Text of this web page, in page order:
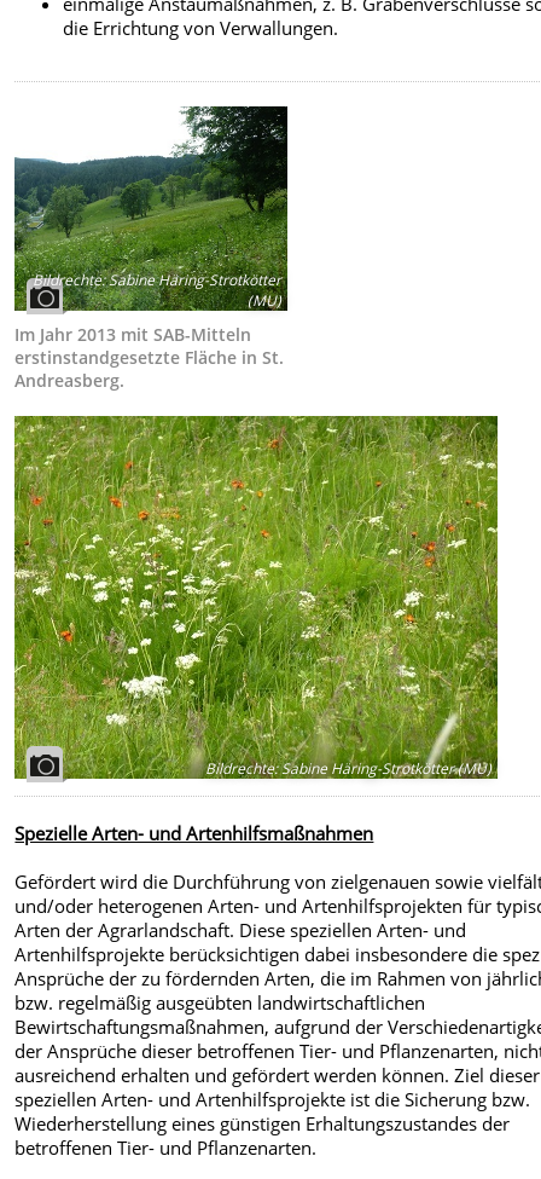
die Errichtung von Verwallungen.
Bildrechte:Sabine Häring-Strotkötter
(MU)
Im Jahr 2013 mit SAB-Mitteln
erstinstandgesetzte Fläche in St.
Andreasberg.
Bildrechte:Sabine Häring-Strotkötter (MU)
Spezielle Arten- und Artenhilfsmaßnahmen
Gefördert wird die Durchführung von zielgenauen sowie
und/oder heterogenen Arten- und Artenhilfsprojekten für
Arten der Agrarlandschaft. Diese speziellen Arten- und
Artenhilfsprojekte berücksichtigen dabei insbesondere die
Ansprüche der zu fördernden Arten, die im Rahmen von
bzw. regelmäßig ausgeübten landwirtschaftlichen
Bewirtschaftungsmaßnahmen, aufgrund der
der Ansprüche dieser betroffenen Tier- und Pflanzenarten,
ausreichend erhalten und gefördert werden können. Ziel dieser
speziellen Arten- und Artenhilfsprojekte ist die Sicherung bzw.
Wiederherstellung eines günstigen Erhaltungszustandes der
betroffenen Tier- und Pflanzenarten.